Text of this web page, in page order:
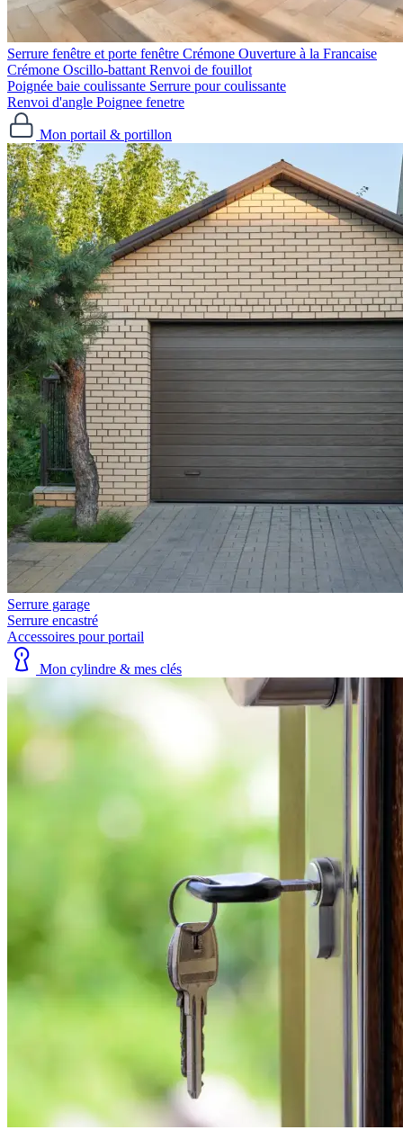
Serrure fenêtre et porte fenêtre Crémone Ouverture à la Francaise
Crémone Oscillo-battant Renvoi de fouillot
Poignée baie coulissante Serrure pour coulissante
Renvoi d'angle Poignee fenetre
Mon portail & portillon
Serrure garage
Serrure encastré
Accessoires pour portail
Mon cylindre & mes clés